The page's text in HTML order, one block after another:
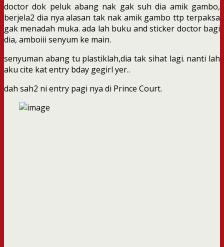
doctor dok peluk abang nak gak suh dia amik gambo,
berjela2 dia nya alasan tak nak amik gambo ttp terpaksa
gak menadah muka. ada lah buku and sticker doctor bagi
dia, amboiii senyum ke main.
senyuman abang tu plastiklah,dia tak sihat lagi. nanti lah
aku cite kat entry bday gegirl yer..
dah sah2 ni entry pagi nya di Prince Court.